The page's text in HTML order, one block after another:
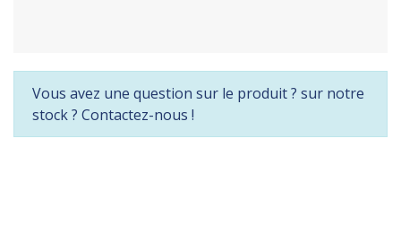
Vous avez une question sur le produit ? sur notre
stock ? Contactez-nous !